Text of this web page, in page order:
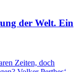
der Welt. Ein
Zeiten, doch